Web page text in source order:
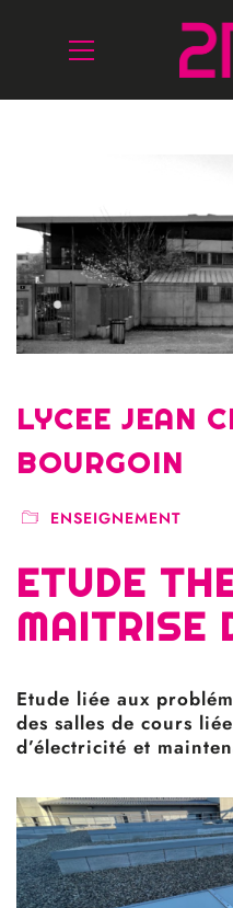
LYCEE JEAN
BOURGOIN
ENSEIGNEMENT
ETUDE
MAITRISE
Etude liée aux
des salles de cours
d’électricité et